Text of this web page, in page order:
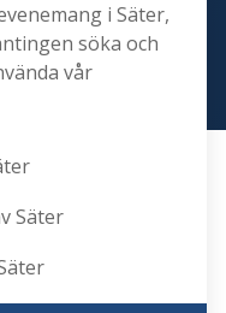
i Säter,
söka och
vår
Säter